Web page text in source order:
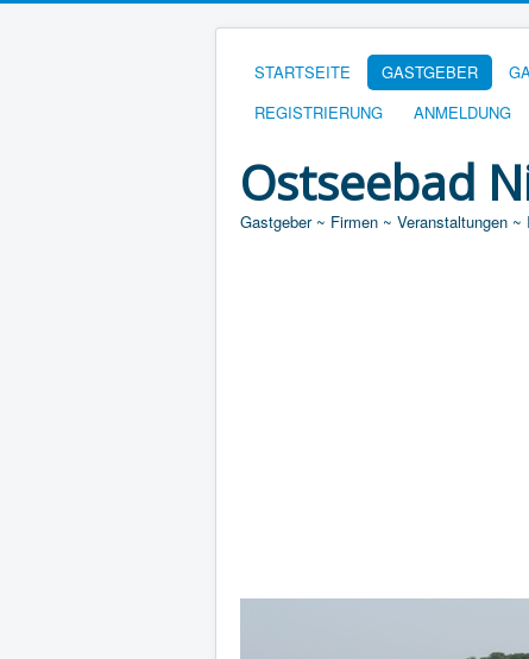
STARTSEITE GASTGEBER
REGISTRIERUNG
ANMELDUNG
Ostseebad
Gastgeber ~ Firmen ~ Veranstaltungen ~